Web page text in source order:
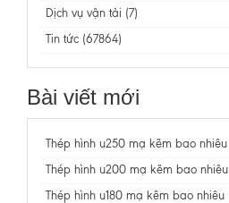
Dịch vụ vận tải (7)
Tin tức (67864)
Bài viết mới
Thép hình u250 mạ kẽm bao nhiêu
Thép hình u200 mạ kẽm bao nhiêu
Thép hình u180 mạ kẽm bao nhiêu